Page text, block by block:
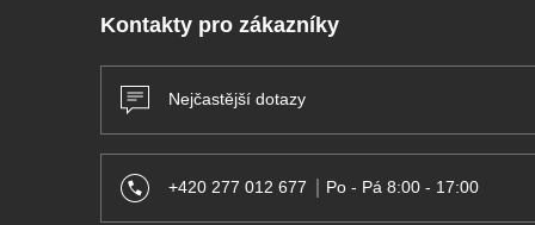
Kontakty pro zákazníky
Nejčastější dotazy
+420 277 012 677 Po - Pá 8:00 - 17:00